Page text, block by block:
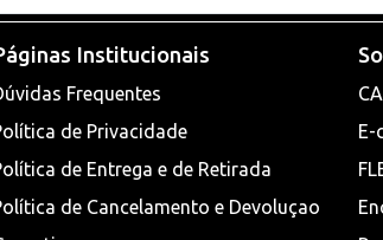
Institucionais
Frequentes
de Privacidade
de Entrega e de Retirada
de Cancelamento e Devoluçao
E-